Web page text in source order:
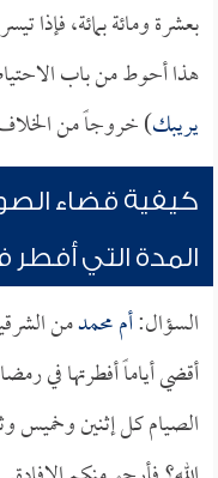
بعشرة ومائة بمائة، فإذا
هذا أحوط من باب
يريبك) خروجاً من
كيفية قضاء
المدة التي أفطر
السؤال:أم محمدمن
أقضي أياماً أفطرتها في
الصيام كل إثنين وخميس